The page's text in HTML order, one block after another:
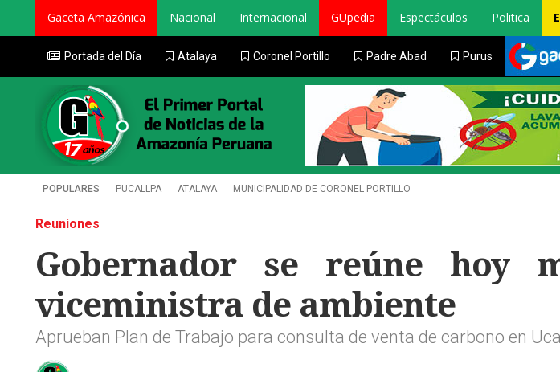
Gaceta Amazónica Nacional Internacional GUpedia Espectáculos Politica
Portada del Día Atalaya Coronel Portillo Padre Abad Purus
POPULARES PUCALLPA ATALAYA MUNICIPALIDAD DE CORONEL PORTILLO
Reuniones
Gobernador se reúne hoy
viceministra de ambiente
Aprueban Plan de Trabajo para consulta de venta de carbono en